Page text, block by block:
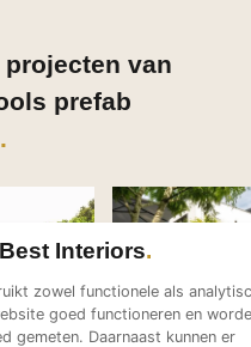
van
prefab
Lounger 95 in
antraciet
zwembaden
Interiors
zowel functionele als
goed functioneren en
gemeten. Daarnaast kunnen er